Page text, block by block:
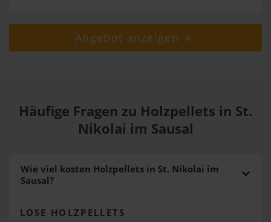
Angebot anzeigen
Häufige Fragen zu Holzpellets in St.
Nikolai im Sausal
Wie viel kosten Holzpellets in St. Nikolai im
Sausal?
LOSE HOLZPELLETS